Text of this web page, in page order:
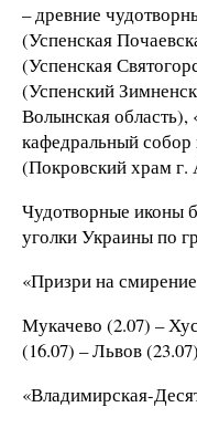
– древние
(Успенская
(Успенская
(Успенский
Волынская область),
кафедральный
(Покровский храм г.
Чудотворные иконы
уголки Украины по
«Призри на
Мукачево (2.07) –
(16.07) – Львов (23.07)
«Владимирская-